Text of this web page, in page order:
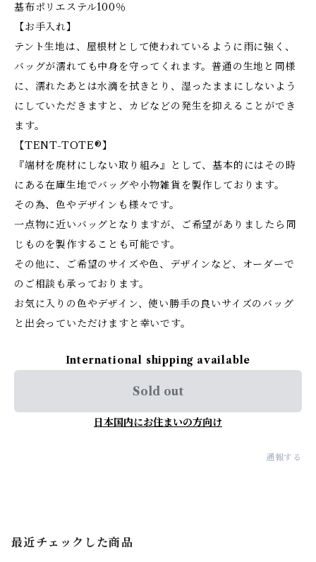
基布ポリエステル100％
【お手入れ】
テント生地は、屋根材として使われているように雨に強く、
バッグが濡れても中身を守ってくれます。普通の生地と同様
に、濡れたあとは水滴を拭きとり、湿ったままにしないよう
にしていただきますと、カビなどの発生を抑えることができ
ます。
【TENT-TOTE®】
『端材を廃材にしない取り組み』として、基本的にはその時
にある在庫生地でバッグや小物雑貨を製作しております。
その為、色やデザインも様々です。
一点物に近いバッグとなりますが、ご希望がありましたら同
じものを製作することも可能です。
その他に、ご希望のサイズや色、デザインなど、オーダーで
のご相談も承っております。
お気に入りの色やデザイン、使い勝手の良いサイズのバッグ
と出会っていただけますと幸いです。
International shipping available
Sold out
日本国内にお住まいの方向け
通報する
最近チェックした商品